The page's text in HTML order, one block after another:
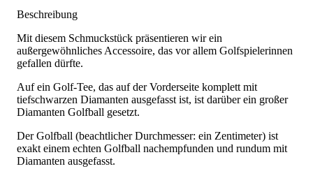
Beschreibung
Mit diesem Schmuckstück präsentieren wir ein
außergewöhnliches Accessoire, das vor allem Golfspielerinnen
gefallen dürfte.
Auf ein Golf-Tee, das auf der Vorderseite komplett mit
tiefschwarzen Diamanten ausgefasst ist, ist darüber ein großer
Diamanten Golfball gesetzt.
Der Golfball (beachtlicher Durchmesser: ein Zentimeter) ist
exakt einem echten Golfball nachempfunden und rundum mit
Diamanten ausgefasst.